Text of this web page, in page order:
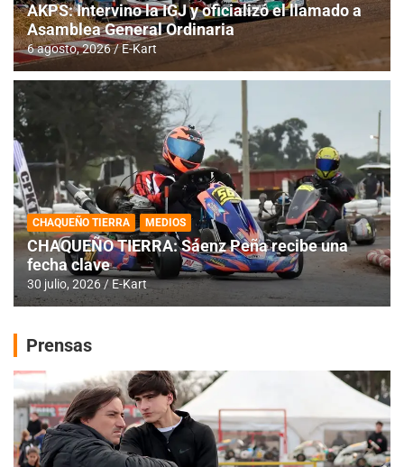
AKPS: Intervino la IGJ y oficializó el llamado a
Asamblea General Ordinaria
6 agosto, 2026 E-Kart
CHAQUEÑO TIERRA MEDIOS
CHAQUEÑO TIERRA: Sáenz Peña recibe una
fecha clave
30 julio, 2026 E-Kart
Prensas